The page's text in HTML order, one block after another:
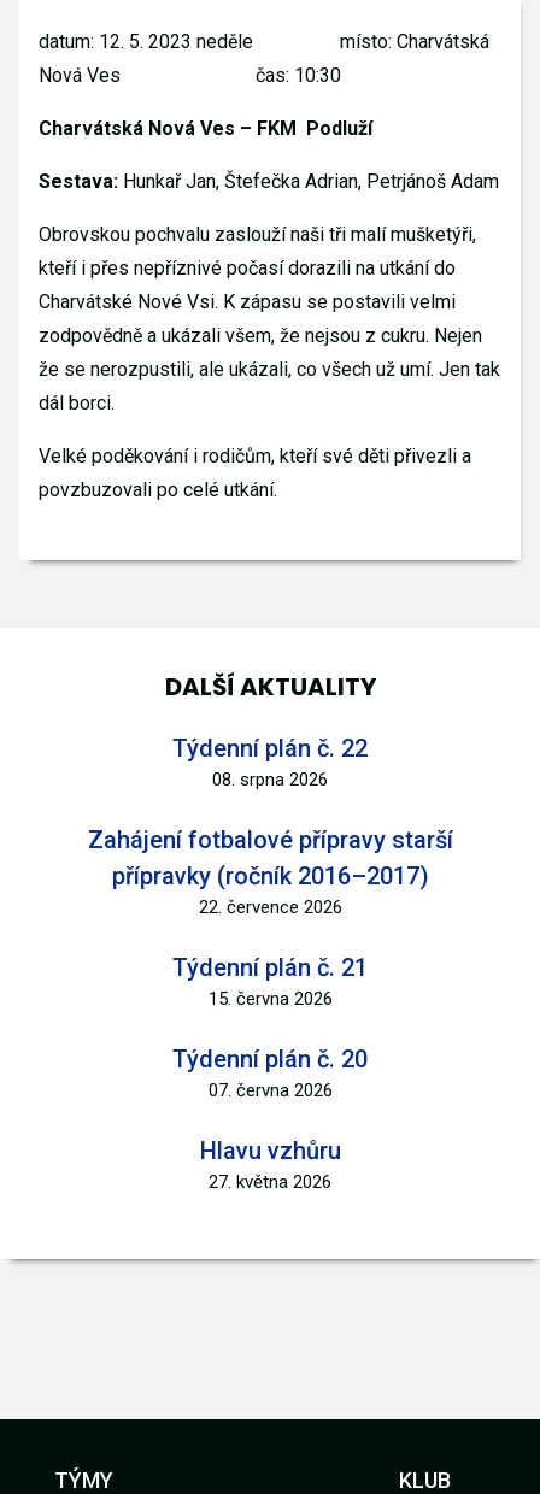
datum: 12. 5. 2023 neděle
místo: Charvátská
Nová Ves
čas: 10:30
Charvátská Nová Ves – FKM Podluží
Sestava: Hunkař Jan, Štefečka Adrian, Petrjánoš Adam
Obrovskou pochvalu zaslouží naši tři malí mušketýři,
kteří i přes nepříznivé počasí dorazili na utkání do
Charvátské Nové Vsi. K zápasu se postavili velmi
zodpovědně a ukázali všem, že nejsou z cukru. Nejen
že se nerozpustili, ale ukázali, co všech už umí. Jen tak
dál borci.
Velké poděkování i rodičům, kteří své děti přivezli a
povzbuzovali po celé utkání.
DALŠÍ AKTUALITY
Týdenní plán č. 22
08. srpna 2026
Zahájení fotbalové přípravy starší
přípravky (ročník 2016–2017)
22. července 2026
Týdenní plán č. 21
15. června 2026
Týdenní plán č. 20
07. června 2026
Hlavu vzhůru
27. května 2026
TÝMY KLUB